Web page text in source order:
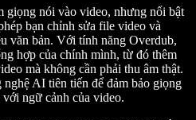
giọng nói vào video, nhưng nổi bật
bạn chỉnh sửa file video và
văn bản. Với tính năng Overdub,
hợp của chính mình, từ đó thêm
mà không cần phải thu âm thật.
AI tiên tiến để đảm bảo giọng
ngữ cảnh của video.